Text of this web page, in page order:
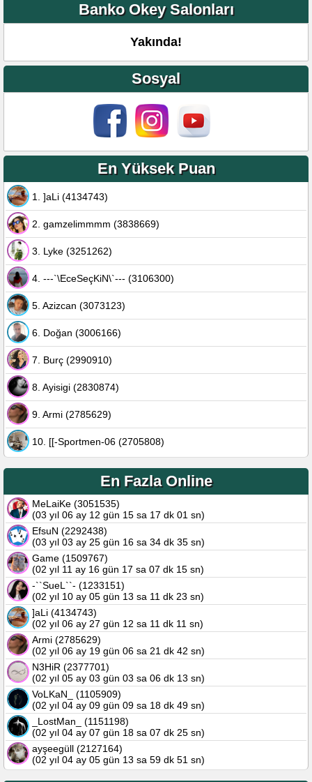
Banko Okey Salonları
Yakında!
Sosyal
En Yüksek Puan
1. ]aLi (4134743)
2. gamzelimmmm (3838669)
3. Lyke (3251262)
4. ---`\EceSeçKiN\`--- (3106300)
5. Azizcan (3073123)
6. Doğan (3006166)
7. Burç (2990910)
8. Ayisigi (2830874)
9. Armi (2785629)
10. [[-Sportmen-06 (2705808)
En Fazla Online
MeLaiKe (3051535)
(03 yıl 06 ay 12 gün 15 sa 17 dk 01 sn)
EfsuN (2292438)
(03 yıl 03 ay 25 gün 16 sa 34 dk 35 sn)
Game (1509767)
(02 yıl 11 ay 16 gün 17 sa 07 dk 15 sn)
-``SueL``- (1233151)
(02 yıl 10 ay 05 gün 13 sa 11 dk 23 sn)
]aLi (4134743)
(02 yıl 06 ay 27 gün 12 sa 11 dk 11 sn)
Armi (2785629)
(02 yıl 06 ay 19 gün 06 sa 21 dk 42 sn)
N3HiR (2377701)
(02 yıl 05 ay 03 gün 03 sa 06 dk 13 sn)
VoLKaN_ (1105909)
(02 yıl 04 ay 09 gün 09 sa 18 dk 49 sn)
_LostMan_ (1151198)
(02 yıl 04 ay 07 gün 18 sa 07 dk 25 sn)
ayşeegüll (2127164)
(02 yıl 04 ay 05 gün 13 sa 59 dk 51 sn)